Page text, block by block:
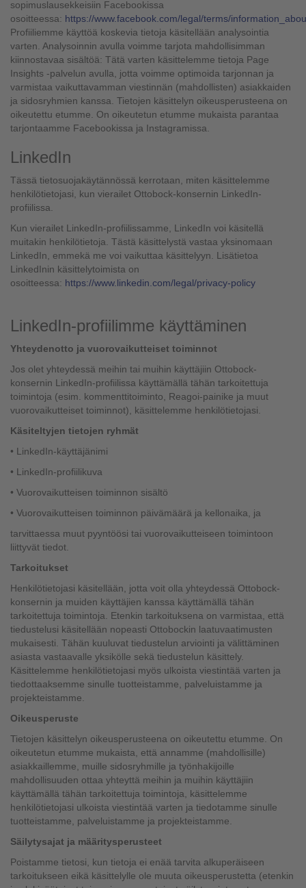
sopimuslausekkeisiin Facebookissa
osoitteessa: https://www.facebook.com/legal/terms/
Profiiliemme käyttöä koskevia tietoja käsitellään analysointia
varten. Analysoinnin avulla voimme tarjota mahdollisimman
kiinnostavaa sisältöä: Tätä varten käsittelemme tietoja Page
Insights -palvelun avulla, jotta voimme optimoida tarjonnan ja
varmistaa vaikuttavamman viestinnän (mahdollisten) asiakkaiden
ja sidosryhmien kanssa. Tietojen käsittelyn oikeusperusteena on
oikeutettu etumme. On oikeutetun etumme mukaista parantaa
tarjontaamme Facebookissa ja Instagramissa.
LinkedIn
Tässä tietosuojakäytännössä kerrotaan, miten käsittelemme
henkilötietojasi, kun vierailet Ottobock-konsernin LinkedIn-
profiilissa.
Kun vierailet LinkedIn-profiilissamme, LinkedIn voi käsitellä
muitakin henkilötietoja. Tästä käsittelystä vastaa yksinomaan
LinkedIn, emmekä me voi vaikuttaa käsittelyyn. Lisätietoa
LinkedInin käsittelytoimista on
osoitteessa: https://www.linkedin.com/legal/privacy-policy
LinkedIn-profiilimme käyttäminen
Yhteydenotto ja vuorovaikutteiset toiminnot
Jos olet yhteydessä meihin tai muihin käyttäjiin Ottobock-
konsernin LinkedIn-profiilissa käyttämällä tähän tarkoitettuja
toimintoja (esim. kommenttitoiminto, Reagoi-painike ja muut
vuorovaikutteiset toiminnot), käsittelemme henkilötietojasi.
Käsiteltyjen tietojen ryhmät
• LinkedIn-käyttäjänimi
• LinkedIn-profiilikuva
• Vuorovaikutteisen toiminnon sisältö
• Vuorovaikutteisen toiminnon päivämäärä ja kellonaika, ja
tarvittaessa muut pyyntöösi tai vuorovaikutteiseen toimintoon
liittyvät tiedot.
Tarkoitukset
Henkilötietojasi käsitellään, jotta voit olla yhteydessä Ottobock-
konsernin ja muiden käyttäjien kanssa käyttämällä tähän
tarkoitettuja toimintoja. Etenkin tarkoituksena on varmistaa, että
tiedustelusi käsitellään nopeasti Ottobockin laatuvaatimusten
mukaisesti. Tähän kuuluvat tiedustelun arviointi ja välittäminen
asiasta vastaavalle yksikölle sekä tiedustelun käsittely.
Käsittelemme henkilötietojasi myös ulkoista viestintää varten ja
tiedottaaksemme sinulle tuotteistamme, palveluistamme ja
projekteistamme.
Oikeusperuste
Tietojen käsittelyn oikeusperusteena on oikeutettu etumme. On
oikeutetun etumme mukaista, että annamme (mahdollisille)
asiakkaillemme, muille sidosryhmille ja työnhakijoille
mahdollisuuden ottaa yhteyttä meihin ja muihin käyttäjiin
käyttämällä tähän tarkoitettuja toimintoja, käsittelemme
henkilötietojasi ulkoista viestintää varten ja tiedotamme sinulle
tuotteistamme, palveluistamme ja projekteistamme.
Säilytysajat ja määritysperusteet
Poistamme tietosi, kun tietoja ei enää tarvita alkuperäiseen
tarkoitukseen eikä käsittelylle ole muuta oikeusperustetta (etenkin